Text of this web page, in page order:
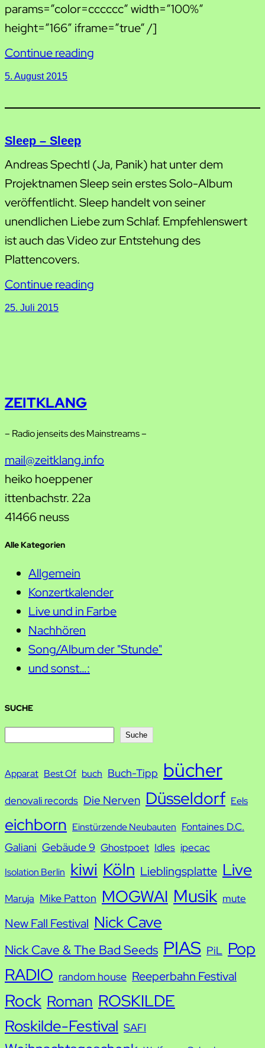
params=“color=cccccc“ width=“100%“
height=“166″ iframe=“true“ /]
Continue reading
5. August 2015
Sleep – Sleep
Andreas Spechtl (Ja, Panik) hat unter dem
Projektnamen Sleep sein erstes Solo-Album
veröffentlicht. Sleep handelt von seiner
unendlichen Liebe zum Schlaf. Empfehlenswert
ist auch das Video zur Entstehung des
Plattencovers.
Continue reading
25. Juli 2015
ZEITKLANG
– Radio jenseits des Mainstreams –
mail@zeitklang.info
heiko hoeppener
ittenbachstr. 22a
41466 neuss
Alle Kategorien
Allgemein
Konzertkalender
Live und in Farbe
Nachhören
Song/Album der "Stunde"
und sonst…:
SUCHE
c
Suche
Apparat Best Of buch Buch-Tipp bücher
denovali records Die Nerven Düsseldorf Eels
eichborn Einstürzende Neubauten Fontaines D.C.
Galiani Gebäude 9 Ghostpoet Idles ipecac
Isolation Berlin kiwi Köln Lieblingsplatte Live
Maruja Mike Patton MOGWAI Musik mute
New Fall Festival Nick Cave
Nick Cave & The Bad Seeds PIAS PiL Pop
RADIO random house Reeperbahn Festival
Rock Roman ROSKILDE
Roskilde-Festival SAFI